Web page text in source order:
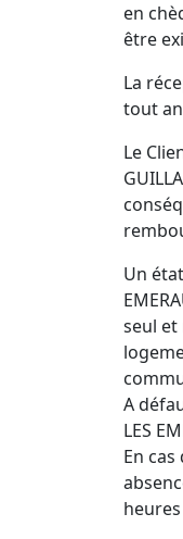
en
être
La
tout
Le
Un
seul et
A
LES
En